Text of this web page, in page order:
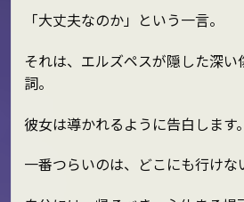
「大丈夫なのか」という一言。
それは、エルズペスが隠した深
詞。
彼女は導かれるように告白します。
一番つらいのは、どこにも行けな